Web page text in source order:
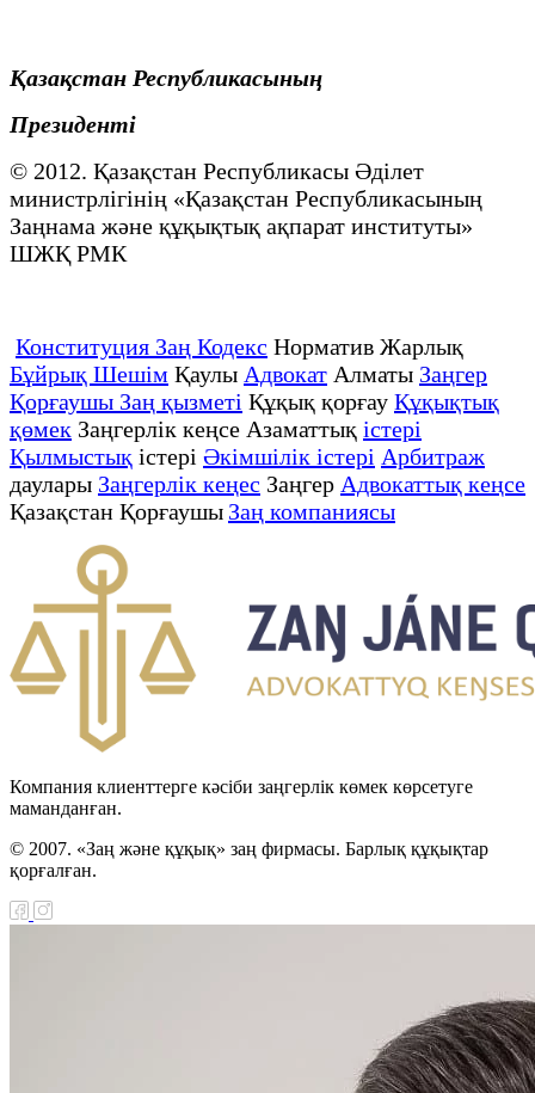
Қазақстан Республикасының
Президенті
© 2012. Қазақстан Республикасы Әділет
министрлігінің «Қазақстан Республикасының
Заңнама және құқықтық ақпарат институты»
ШЖҚ РМК
Конституция Заң Кодекс Норматив Жарлық
Бұйрық Шешім Қаулы Адвокат Алматы Заңгер
Қорғаушы Заң қызметі Құқық қорғау Құқықтық
қөмек Заңгерлік кеңсе Азаматтық істері
Қылмыстық істері Әкімшілік істері Арбитраж
даулары Заңгерлік кеңес Заңгер Адвокаттық кеңсе
Қазақстан Қорғаушы Заң компаниясы
Компания клиенттерге кәсіби заңгерлік көмек көрсетуге
маманданған.
© 2007. «Заң және құқық» заң фирмасы. Барлық құқықтар
қорғалған.